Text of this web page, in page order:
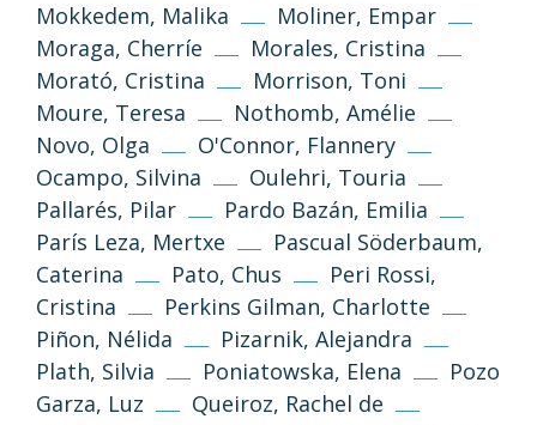
Mokkedem, Malika
Moliner, Empar
Moraga, Cherríe
Morales, Cristina
Morató, Cristina
Morrison, Toni
Moure, Teresa
Nothomb, Amélie
Novo, Olga
O'Connor, Flannery
Ocampo, Silvina
Oulehri, Touria
Pallarés, Pilar
Pardo Bazán, Emilia
París Leza, Mertxe
Pascual Söderbaum,
Caterina
Pato, Chus
Peri Rossi,
Cristina
Perkins Gilman, Charlotte
Piñon, Nélida
Pizarnik, Alejandra
Plath, Silvia
Poniatowska, Elena
Pozo
Garza, Luz
Queiroz, Rachel de
Si no s’indica altra cosa, els textos i imatges
d’aquest web es publiquen sota llicència
Creative Commons 3.0 de Reconeixement-
NoComercial-CompartirIgual (cc-by-nc-sa
3.0)
Informació i normes